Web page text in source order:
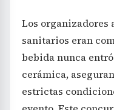
Los organizadores
sanitarios eran
bebida nunca
cerámica,
estrictas